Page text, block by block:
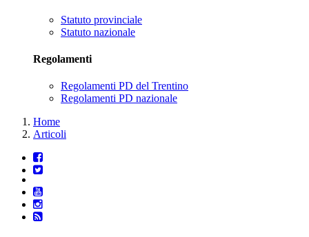
Statuto provinciale
Statuto nazionale
Regolamenti
Regolamenti PD del Trentino
Regolamenti PD nazionale
Home
Articoli